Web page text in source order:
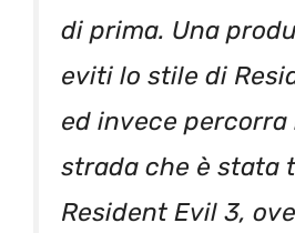
di prima. Una
eviti lo stile di
ed invece percorra
strada che è stata
Resident Evil 3,